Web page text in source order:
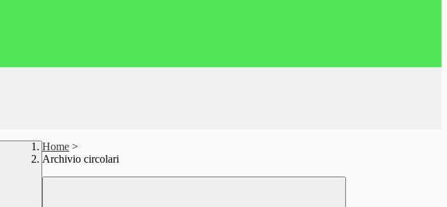
Home >
Archivio circolari